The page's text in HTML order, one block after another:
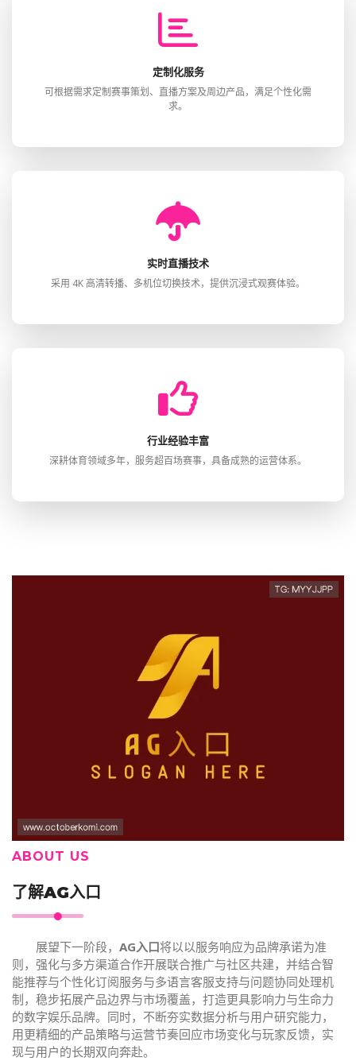
定制化服务
可根据需求定制赛事策划、直播方案及周边产品，满足个性化需
求。
实时直播技术
采用 4K 高清转播、多机位切换技术，提供沉浸式观赛体验。
行业经验丰富
深耕体育领域多年，服务超百场赛事，具备成熟的运营体系。
ABOUT US
了解AG入口
展望下一阶段， AG入口将以以服务响应为品牌承诺为准
则，强化与多方渠道合作开展联合推广与社区共建，并结合智
能推荐与个性化订阅服务与多语言客服支持与问题协同处理机
制，稳步拓展产品边界与市场覆盖，打造更具影响力与生命力
的数字娱乐品牌。同时，不断夯实数据分析与用户研究能力，
用更精细的产品策略与运营节奏回应市场变化与玩家反馈，实
现与用户的长期双向奔赴。